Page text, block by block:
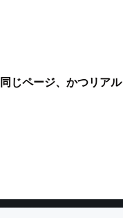
同じページ、かつリア